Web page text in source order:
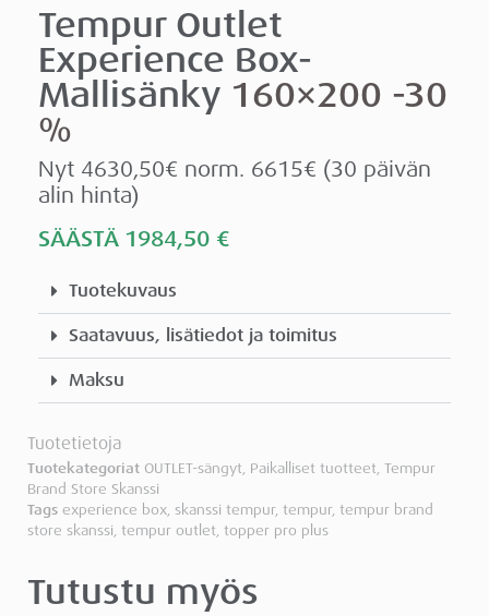
Tempur Outlet
Experience Box-
Mallisänky 160×200 -30
%
Nyt 4630,50€ norm. 6615€ (30 päivän
alin hinta)
SÄÄSTÄ 1984,50 €
Tuotekuvaus
Saatavuus, lisätiedot ja toimitus
Maksu
Tuotetietoja
Tuotekategoriat OUTLET-sängyt, Paikalliset tuotteet, Tempur
Brand Store Skanssi
Tags experience box, skanssi tempur, tempur, tempur brand
store skanssi, tempur outlet, topper pro plus
Tutustu myös